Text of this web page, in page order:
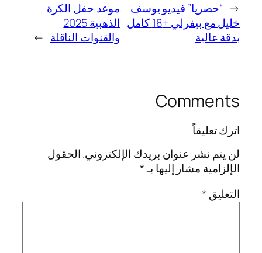
← “حصريا” فيديو يوسف
خليل مع بيفرلي +18 كامل
بدقة عالية
موعد حفل الكرة
الذهبية 2025
والقنوات الناقلة →
Comments
اترك تعليقاً
لن يتم نشر عنوان بريدك الإلكتروني.الحقول
الإلزامية مشار إليها بـ*
التعليق *